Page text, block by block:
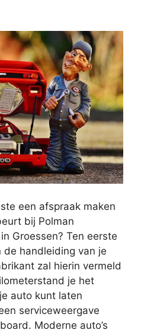
een afspraak maken
bij Polman
Groessen? Ten eerste
handleiding van je
zal hierin vermeld
je het
auto kunt laten
serviceweergave
Moderne auto’s